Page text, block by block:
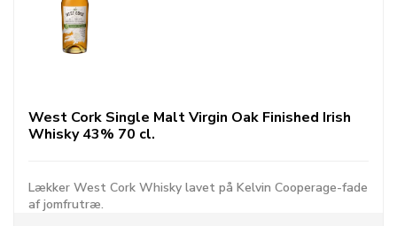
West Cork Single Malt Virgin Oak Finished Irish
Whisky 43% 70 cl.
Lækker West Cork Whisky lavet på Kelvin Cooperage-fade
af jomfrutræ.